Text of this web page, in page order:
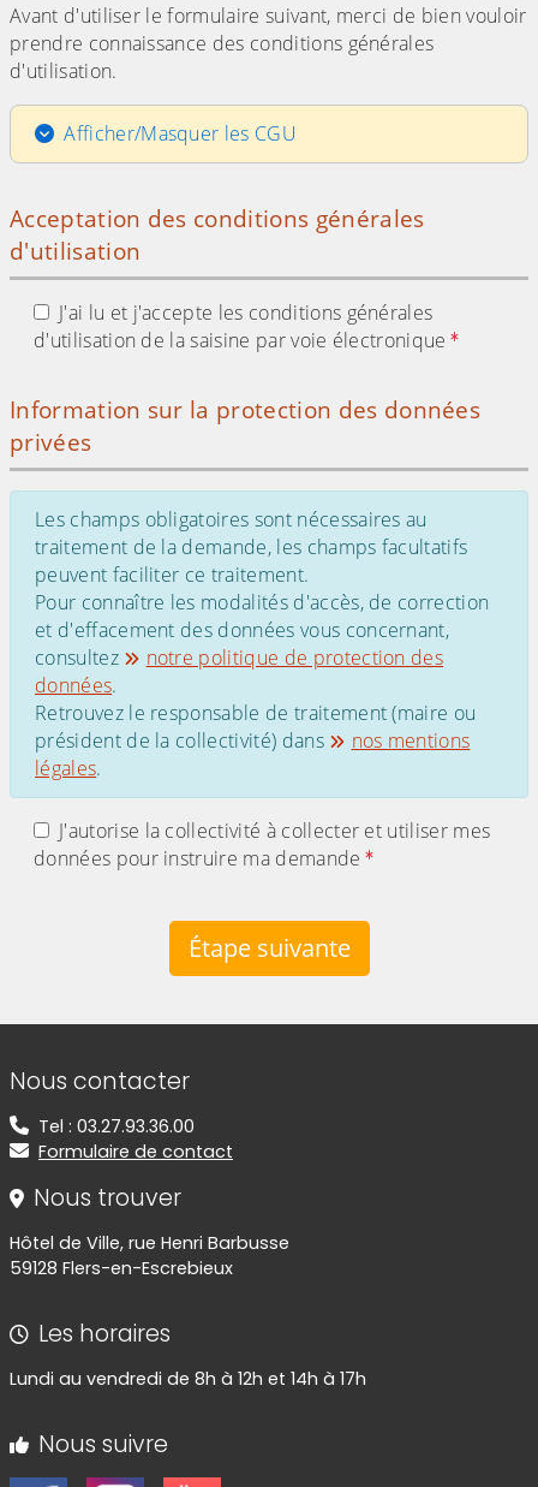
Avant d'utiliser le formulaire suivant, merci de bien vouloir
prendre connaissance des conditions générales
d'utilisation.
Afficher/Masquer les CGU
Acceptation des conditions générales
d'utilisation
J'ai lu et j'accepte les conditions générales
d'utilisation de la saisine par voie électronique
Information sur la protection des données
privées
Les champs obligatoires sont nécessaires au
traitement de la demande, les champs facultatifs
peuvent faciliter ce traitement.
Pour connaître les modalités d'accès, de correction
et d'effacement des données vous concernant,
consultez
notre politique de protection des
données.
Retrouvez le responsable de traitement (maire ou
président de la collectivité) dans
nos mentions
légales.
J'autorise la collectivité à collecter et utiliser mes
données pour instruire ma demande
Étape suivante
Informations de contact
Nous contacter
Tel : 03.27.93.36.00
Formulaire de contact
Nous trouver
Hôtel de Ville, rue Henri Barbusse
59128 Flers-en-Escrebieux
Les horaires
Lundi au vendredi de 8h à 12h et 14h à 17h
Nous suivre